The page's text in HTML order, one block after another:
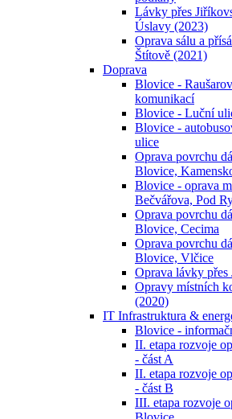
Lávky přes
Úslavy (2023)
Oprava sálu a
Štítově (2021)
Doprava
Blovice -
komunikací
Blovice - Luční
Blovice -
ulice
Oprava povrchu
Blovice,
Blovice - oprava
Bečvářova, Pod
Oprava povrchu
Blovice, Cecima
Oprava povrchu
Blovice, Vlčice
Oprava lávky
Opravy místních
(2020)
IT Infrastruktura &
Blovice -
II. etapa rozvoje
- část A
II. etapa rozvoje
- část B
III. etapa rozvoje